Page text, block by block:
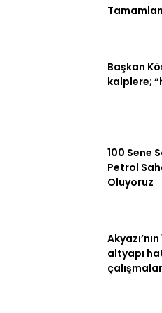
Başkan
kalplere;
100 Sene
Petrol
Oluyoruz
altyapı